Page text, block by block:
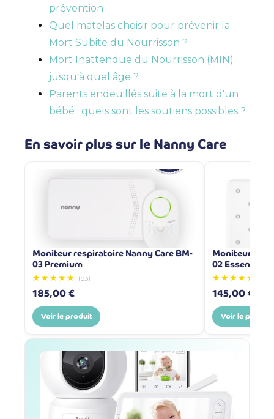
prévention
Quel matelas choisir pour prévenir la
Mort Subite du Nourrisson ?
Mort Inattendue du Nourrisson (MIN) :
jusqu'à quel âge ?
Parents endeuillés suite à la mort d'un
bébé : quels sont les soutiens possibles ?
En savoir plus sur le Nanny Care
Moniteur respiratoire Nanny Care BM-
03 Premium
★★★★★ (83)
185,00 €
Voir le produit
Moniteur
02 Essentiel
★★★★★
145,00 €
Voir le produit